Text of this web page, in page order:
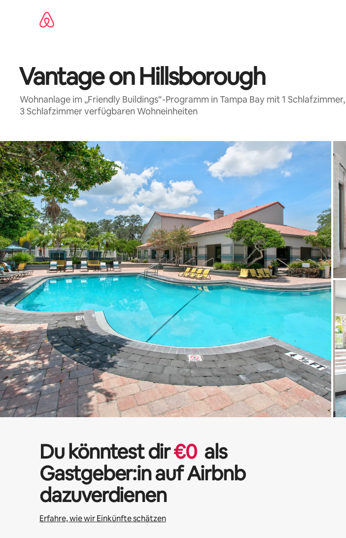
Vantage on Hillsborough
Wohnanlage im „Friendly Buildings“-Programm in Tampa Bay mit 1
3 Schlafzimmer verfügbaren Wohneinheiten
Du könntest dir€0 als
Gastgeber:in auf Airbnb
dazuverdienen
Erfahre, wie wir Einkünfte schätzen